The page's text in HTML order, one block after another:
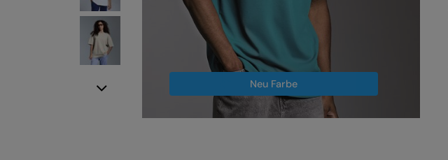
Neu Farbe
Next